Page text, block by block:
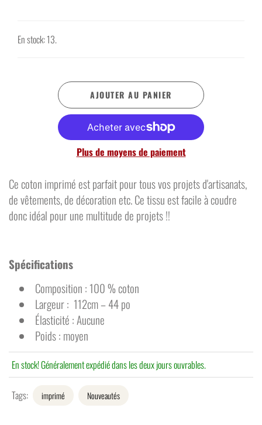
En stock: 13.
AJOUTER AU PANIER
Plus de moyens de paiement
Ce coton imprimé est parfait pour tous vos projets d'artisanats,
de vêtements, de décoration etc. Ce tissu estfacile à coudre
donc idéal pour une multitude de projets !!
Spécifications
Composition : 100 % coton
Largeur : 112cm – 44 po
Élasticité : Aucune
Poids : moyen
En stock! Généralement expédié dans les deux jours ouvrables.
Tags: imprimé Nouveautés